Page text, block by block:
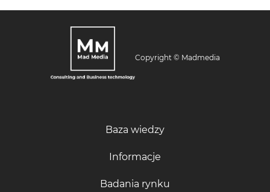
Copyright © Madmedia
Baza wiedzy
Informacje
Badania rynku